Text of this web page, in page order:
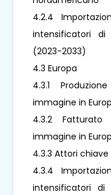
4.2.4
intensificatori
(2023-2033)
4.3 Europa
4.3.1
immagine in
4.3.2
immagine in
4.3.3 Attori chiave
4.3.4
intensificatori di